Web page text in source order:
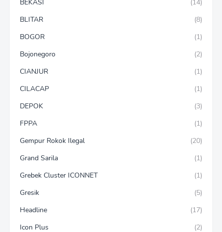
BEKASI
(14)
BLITAR
(8)
BOGOR
(1)
Bojonegoro
(2)
CIANJUR
(1)
CILACAP
(1)
DEPOK
(3)
FPPA
(1)
Gempur Rokok Ilegal
(20)
Grand Sarila
(1)
Grebek Cluster ICONNET
(1)
Gresik
(5)
Headline
(17)
Icon Plus
(2)